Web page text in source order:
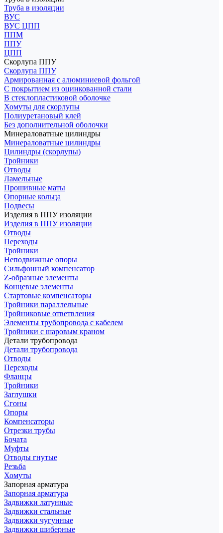
Труба в изоляции
ВУС
ВУС ЦПП
ППМ
ППУ
ЦПП
Скорлупа ППУ
Скорлупа ППУ
Армированная с алюминиевой фольгой
С покрытием из оцинкованной стали
В стеклопластиковой оболочке
Хомуты для скорлупы
Полиуретановый клей
Без дополнительной оболочки
Минераловатные цилиндры
Минераловатные цилиндры
Цилиндры (скорлупы)
Тройники
Отводы
Ламельные
Прошивные маты
Опорные кольца
Подвесы
Изделия в ППУ изоляции
Изделия в ППУ изоляции
Отводы
Переходы
Тройники
Неподвижные опоры
Cильфонный компенсатор
Z-образные элементы
Концевые элементы
Стартовые компенсаторы
Тройники параллельные
Тройниковые ответвления
Элементы трубопровода с кабелем
Тройники с шаровым краном
Детали трубопровода
Детали трубопровода
Отводы
Переходы
Фланцы
Тройники
Заглушки
Сгоны
Опоры
Компенсаторы
Отрезки трубы
Бочата
Муфты
Отводы гнутые
Резьба
Хомуты
Запорная арматура
Запорная арматура
Задвижки латунные
Задвижки стальные
Задвижки чугунные
Задвижки шиберные